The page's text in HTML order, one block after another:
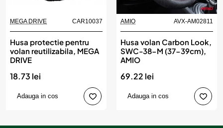
MEGA DRIVE CAR10037
Husa protectie pentru
volan reutilizabila, MEGA
DRIVE
18.73 lei
Adauga in cos
AMIO AVX-AM02811
Husa volan Carbon Look,
SWC-38-M (37-39cm),
AMIO
69.22 lei
Adauga in cos